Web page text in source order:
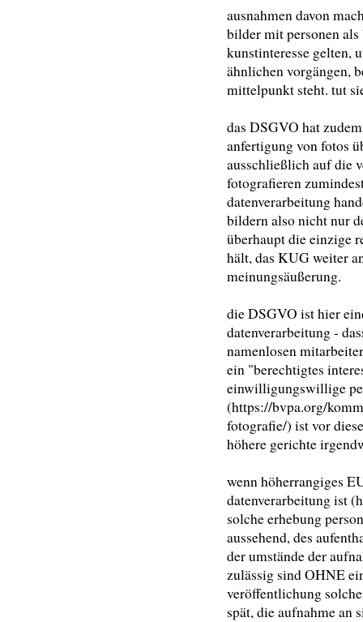
ausnahmen davon
bilder mit personen
kunstinteresse gelten,
ähnlichen vorgängen,
mittelpunkt steht. tut
das DSGVO hat
anfertigung von fotos
ausschließlich auf die
fotografieren
datenverarbeitung
bildern also nicht nur
überhaupt die einzige
hält, das KUG weiter
meinungsäußerung.
die DSGVO ist hier
datenverarbeitung -
namenlosen
ein "berechtigtes
einwilligungswillige
(https://bvpa.org/
fotografie/) ist vor
höhere gerichte
wenn höherrangiges
datenverarbeitung ist
solche erhebung
aussehend, des
der umstände der
zulässig sind OHNE
veröffentlichung
spät, die aufnahme an